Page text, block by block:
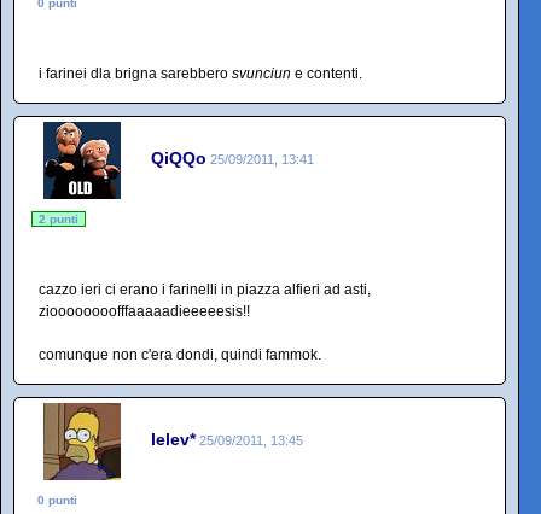
0 punti
i farinei dla brigna sarebbero svunciun e contenti.
QiQQo 25/09/2011, 13:41
2 punti
cazzo ieri ci erano i farinelli in piazza alfieri ad asti,
zioooooooofffaaaaadieeeeesis!!
comunque non c'era dondi, quindi fammok.
lelev* 25/09/2011, 13:45
0 punti